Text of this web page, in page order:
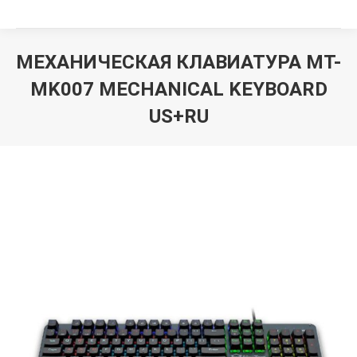
МЕХАНИЧЕСКАЯ КЛАВИАТУРА MT-
MK007 MECHANICAL KEYBOARD
US+RU